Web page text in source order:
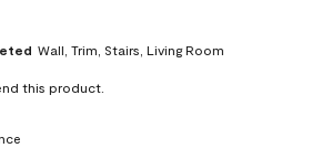
Wall, Trim, Stairs, Living Room
this product.